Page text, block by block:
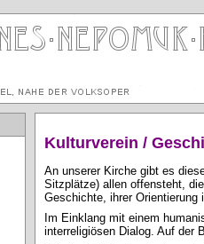
Kulturverein /
An unserer Kirche gibt es
Sitzplätze) allen offensteht,
Geschichte, ihrer Orientierung
Im Einklang mit einem
interreligiösen Dialog. Auf der